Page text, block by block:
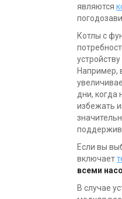
являются
Котлы с
Например,
дни, когда
избежать
Если вы
включает
всеми
В случае